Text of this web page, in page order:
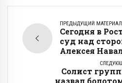
ПРЕДЫДУЩИЙ МАТЕРИАЛ
Сегодня в
суд над
Алексея
Солист
назвал